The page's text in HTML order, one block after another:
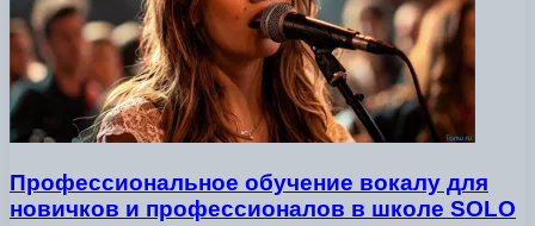
Профессиональное обучение вокалу для
новичков и профессионалов в школе SOLO